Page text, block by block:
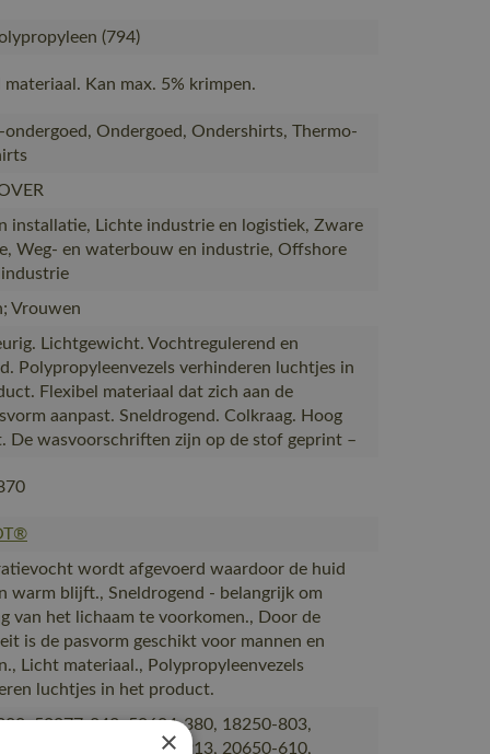
(794)
materiaal. Kan max. 5% krimpen.
ondergoed, Ondergoed, Ondershirts, Thermo-
installatie, Lichte industrie en logistiek, Zware
Weg- en waterbouw en industrie, Offshore
Vrouwen
Lichtgewicht. Vochtregulerend en
Polypropyleenvezels verhinderen luchtjes in
Flexibel materiaal dat zich aan de
aanpast. Sneldrogend. Colkraag. Hoog
De wasvoorschriften zijn op de stof geprint –
wordt afgevoerd waardoor de huid
warm blijft., Sneldrogend - belangrijk om
van het lichaam te voorkomen., Door de
is de pasvorm geschikt voor mannen en
Licht materiaal., Polypropyleenvezels
luchtjes in het product.
50077-843, 50604-380, 18250-803,
50404-876, 50454-913, 20650-610,
×